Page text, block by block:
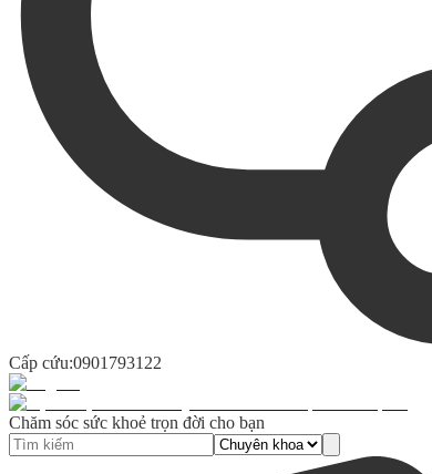
Cấp cứu:0901793122
Chăm sóc sức khoẻ trọn đời cho bạn